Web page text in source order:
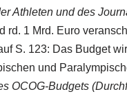
Athleten und des
rd. 1 Mrd. Euro
S. 123: Das Budget
und
OCOG-Budgets